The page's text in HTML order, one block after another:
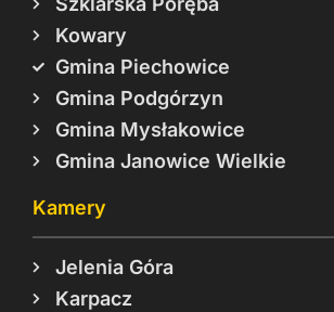
Kowary
Gmina Piechowice
Gmina Podgórzyn
Gmina Mysłakowice
Gmina Janowice Wielkie
Kamery
Jelenia Góra
Karpacz